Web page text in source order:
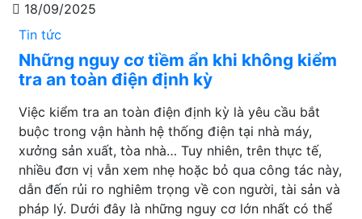
18/09/2025
Tin tức
Những nguy cơ tiềm ẩn khi không kiểm
tra an toàn điện định kỳ
Việc kiểm tra an toàn điện định kỳ là yêu cầu bắt
buộc trong vận hành hệ thống điện tại nhà máy,
xưởng sản xuất, tòa nhà… Tuy nhiên, trên thực tế,
nhiều đơn vị vẫn xem nhẹ hoặc bỏ qua công tác này,
dẫn đến rủi ro nghiêm trọng về con người, tài sản và
pháp lý. Dưới đây là những nguy cơ lớn nhất có thể